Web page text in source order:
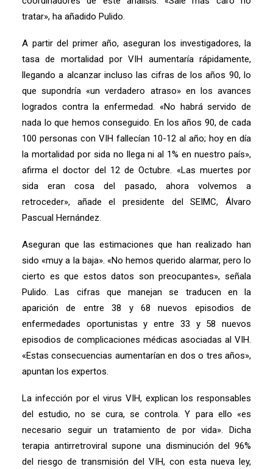
tratar», ha añadido Pulido.
A partir del primer año, aseguran los investigadores, la
tasa de mortalidad por VIH aumentaría rápidamente,
llegando a alcanzar incluso las cifras de los años 90, lo
que supondría «un verdadero atraso» en los avances
logrados contra la enfermedad. «No habrá servido de
nada lo que hemos conseguido. En los años 90, de cada
100 personas con VIH fallecían 10-12 al año; hoy en día
la mortalidad por sida no llega ni al 1% en nuestro país»,
afirma el doctor del 12 de Octubre. «Las muertes por
sida eran cosa del pasado, ahora volvemos a
retroceder», añade el presidente del SEIMC, Álvaro
Pascual Hernández.
Aseguran que las estimaciones que han realizado han
sido «muy a la baja». «No hemos querido alarmar, pero lo
cierto es que estos datos son preocupantes», señala
Pulido. Las cifras que manejan se traducen en la
aparición de entre 38 y 68 nuevos episodios de
enfermedades oportunistas y entre 33 y 58 nuevos
episodios de complicaciones médicas asociadas al VIH.
«Estas consecuencias aumentarían en dos o tres años»,
apuntan los expertos.
La infección por el virus VIH, explican los responsables
del estudio, no se cura, se controla. Y para ello «es
necesario seguir un tratamiento de por vida». Dicha
terapia antirretroviral supone una disminución del 96%
del riesgo de transmisión del VIH, con esta nueva ley,